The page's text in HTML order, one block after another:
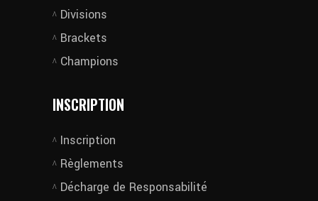
Divisions
Brackets
Champions
INSCRIPTION
Inscription
Règlements
Décharge de Responsabilité